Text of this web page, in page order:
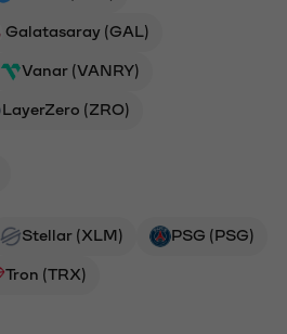
Galatasaray (GAL)
Vanar (VANRY)
LayerZero (ZRO)
Stellar (XLM) PSG (PSG)
Tron (TRX)